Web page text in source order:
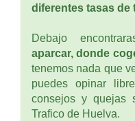
diferentes tasas de
Debajo
aparcar, donde
tenemos nada que
puedes opinar
consejos y quejas
Trafico de Huelva.